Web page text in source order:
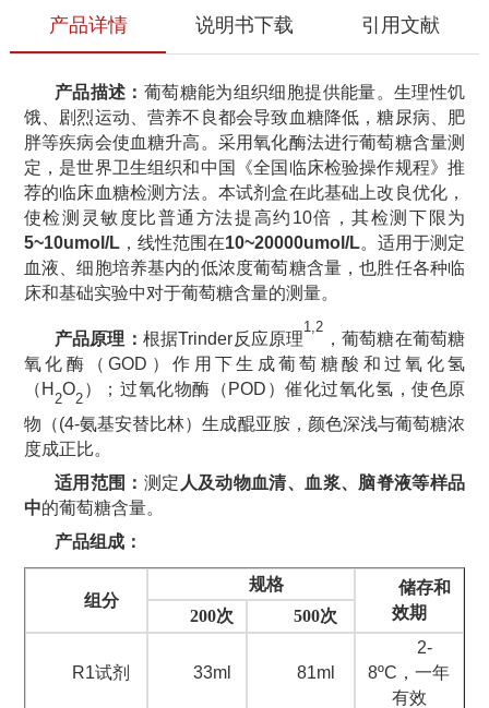
产品详情 说明书下载 引用文献
产品描述： 葡萄糖能为组织细胞提供能量。生理性饥
饿、剧烈运动、营养不良都会导致血糖降低，糖尿病、肥
胖等疾病会使血糖升高。采用氧化酶法进行葡萄糖含量测
定，是世界卫生组织和中国《全国临床检验操作规程》推
荐的临床血糖检测方法。本试剂盒在此基础上改良优化 ，
使检测灵敏度比普通方法提高约 10倍，其检测下限为
5~10umol/L，线性范围在10~20000umol/L。适用于测定
血液、细胞培养基内的低浓度葡萄糖含量，也胜任各种临
床和基础实验中对于葡萄糖含量的测量。
产品原理： 根据Trinder反应原理
1,2
，葡萄糖在葡萄糖
氧化酶（GOD ）作用下生成葡萄糖酸和过氧化氢
（ H
2
O
2
）；过氧化物酶（ POD ）催化过氧化氢，使色原
物（(4-氨基安替比林）生成醌亚胺，颜色深浅与葡萄糖浓
度成正比。
适用范围： 测定 人及动物血清、血浆、脑脊液等样品
中的葡萄糖含量。
产品组成：
组分
规格
储存和
效期
200次 500次
R1试剂 33ml 81ml
2-
8ºC，一年
有效